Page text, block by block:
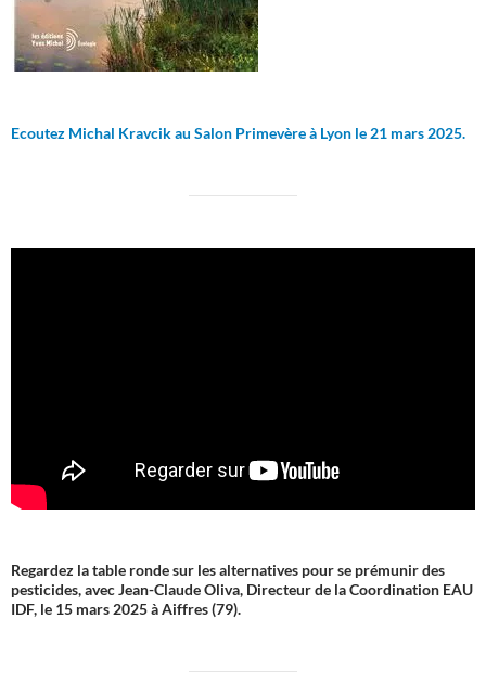
Ecoutez Michal Kravcik au Salon Primevère à Lyon le 21 mars 2025.
Regardez la table ronde sur les alternatives pour se prémunir des
pesticides, avec Jean-Claude Oliva, Directeur de la Coordination EAU
IDF, le 15 mars 2025 à Aiffres (79).